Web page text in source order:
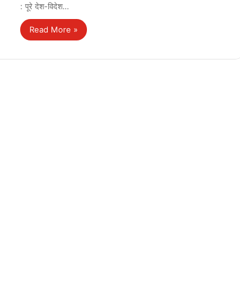
: पूरे देश-विदेश…
Read More »